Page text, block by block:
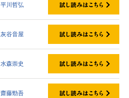
平川哲弘
灰谷音屋
水森崇史
齋藤勁吾